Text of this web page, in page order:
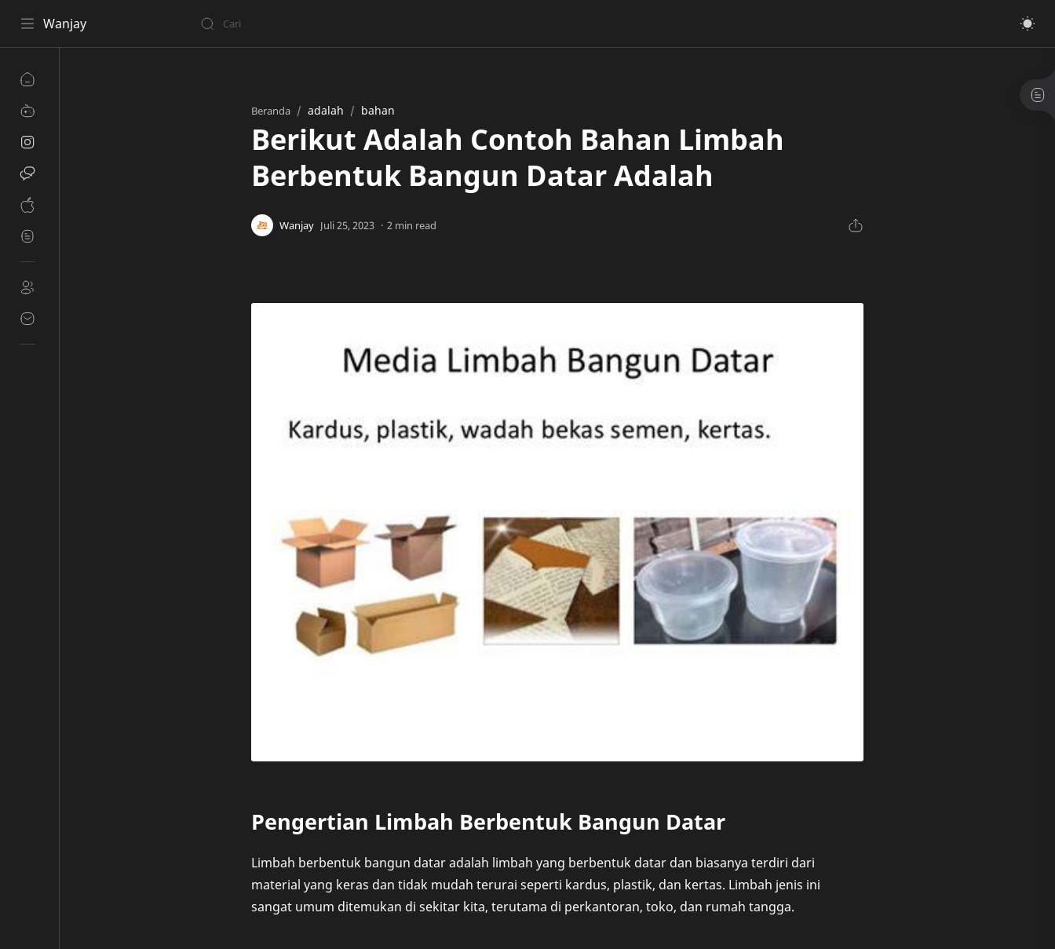
Wanjay
Beranda adalah bahan
Berikut Adalah Contoh Bahan Limbah
Berbentuk Bangun Datar Adalah
2 min read
Pengertian Limbah Berbentuk Bangun Datar
Limbah berbentuk bangun datar adalah limbah yang berbentuk datar dan biasanya terdiri dari
material yang keras dan tidak mudah terurai seperti kardus, plastik, dan kertas. Limbah jenis ini
sangat umum ditemukan di sekitar kita, terutama di perkantoran, toko, dan rumah tangga.